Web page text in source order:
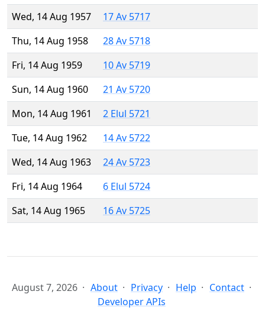
Wed, 14 Aug 1957
17 Av 5717
Thu, 14 Aug 1958
28 Av 5718
Fri, 14 Aug 1959
10 Av 5719
Sun, 14 Aug 1960
21 Av 5720
Mon, 14 Aug 1961
2 Elul 5721
Tue, 14 Aug 1962
14 Av 5722
Wed, 14 Aug 1963
24 Av 5723
Fri, 14 Aug 1964
6 Elul 5724
Sat, 14 Aug 1965
16 Av 5725
August 7, 2026 About Privacy Help
Contact
Developer APIs